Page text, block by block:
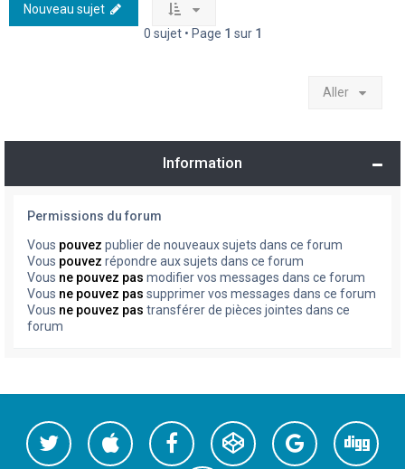
Nouveau sujet
0 sujet • Page 1 sur 1
Aller
Information
Permissions du forum
Vous pouvez publier de nouveaux sujets dans ce forum
Vous pouvez répondre aux sujets dans ce forum
Vous ne pouvez pas modifier vos messages dans ce forum
Vous ne pouvez pas supprimer vos messages dans ce forum
Vous ne pouvez pas transférer de pièces jointes dans ce
forum